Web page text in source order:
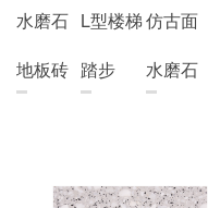
水磨石
地板砖
L型楼梯
踏步
仿古面
水磨石